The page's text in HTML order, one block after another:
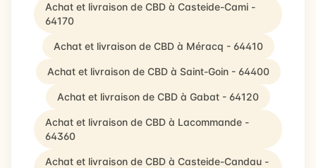
Achat et livraison de CBD à Casteide-Cami -
64170
Achat et livraison de CBD à Méracq - 64410
Achat et livraison de CBD à Saint-Goin - 64400
Achat et livraison de CBD à Gabat - 64120
Achat et livraison de CBD à Lacommande -
64360
Achat et livraison de CBD à Casteide-Candau -